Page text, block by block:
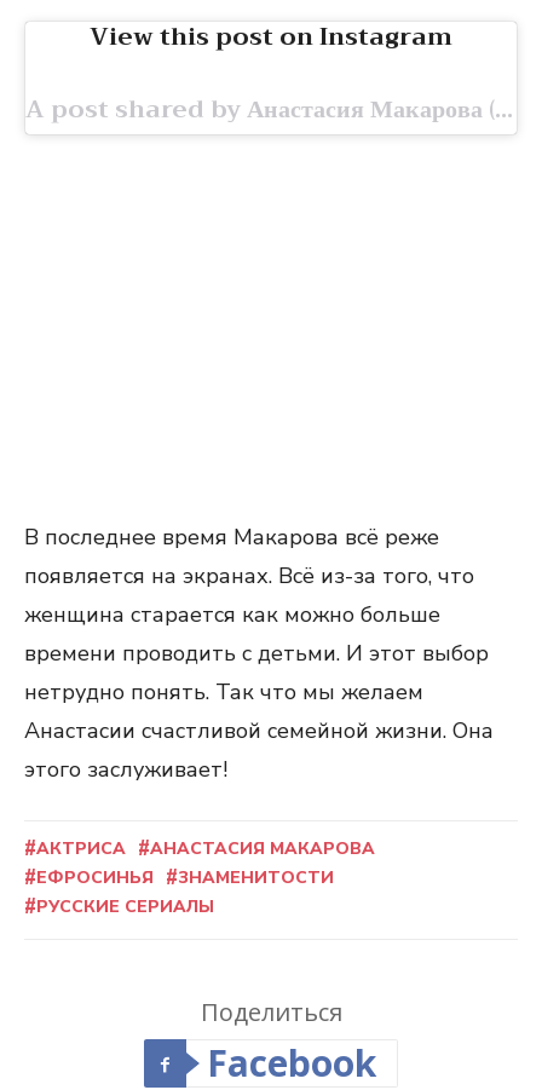
View this post on Instagram
A post shared by Анастасия Макарова (@nastya.mak.off)
В последнее время Макарова всё реже
появляется на экранах. Всё из-за того, что
женщина старается как можно больше
времени проводить с детьми. И этот выбор
нетрудно понять. Так что мы желаем
Анастасии счастливой семейной жизни. Она
этого заслуживает!
АКТРИСА
АНАСТАСИЯ МАКАРОВА
ЕФРОСИНЬЯ
ЗНАМЕНИТОСТИ
РУССКИЕ СЕРИАЛЫ
Поделиться
Facebook